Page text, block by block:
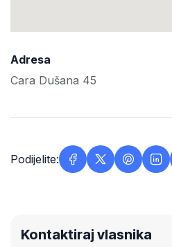
Adresa
Cara Dušana 45
Podijelite:
Kontaktiraj vlasnika